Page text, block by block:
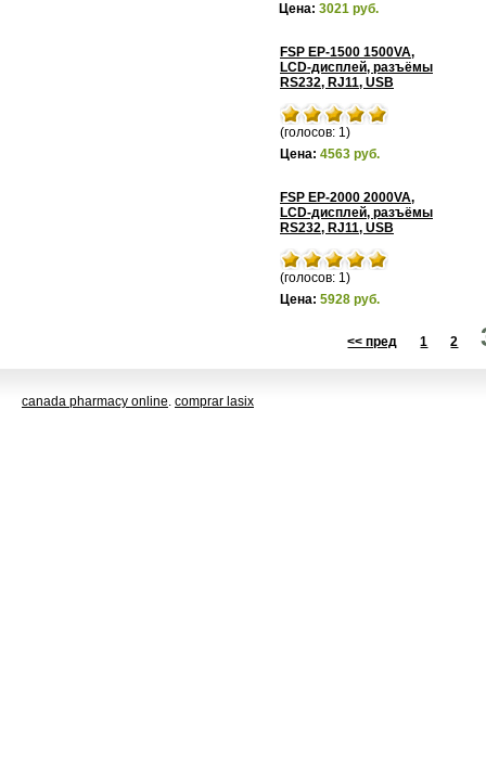
Цена: 3021 руб.
FSP EP-1500 1500VA,
LCD-дисплей, разъёмы
RS232, RJ11, USB
(голосов: 1)
Цена: 4563 руб.
FSP EP-2000 2000VA,
LCD-дисплей, разъёмы
RS232, RJ11, USB
(голосов: 1)
Цена: 5928 руб.
<< пред 1 2
canada pharmacy online. comprar lasix